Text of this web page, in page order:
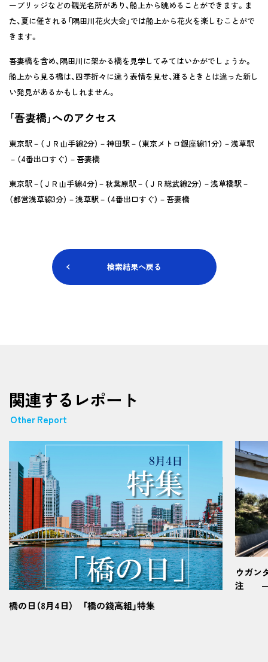
ーブリッジなどの観光名所があり、船上から眺めることができます。ま
た、夏に催される「隅田川花火大会」では船上から花火を楽しむことがで
きます。
吾妻橋を含め、隅田川に架かる橋を見学してみてはいかがでしょうか。
船上から見る橋は、四季折々に違う表情を見せ、渡るときとは違った新し
い発見があるかもしれません。
｢吾妻橋｣へのアクセス
東京駅－（ＪＲ山手線2分）－神田駅－（東京メトロ銀座線11分）－浅草駅
－（4番出口すぐ）－吾妻橋
東京駅－(ＪＲ山手線4分)－秋葉原駅－（ＪＲ総武線2分）－浅草橋駅－
（都営浅草線3分）－浅草駅－（4番出口すぐ）－吾妻橋
検索結果へ戻る
関連するレポート
Other Report
橋の日（8月4日） 「橋の錢高組」特集
ウガン
注 ―錢